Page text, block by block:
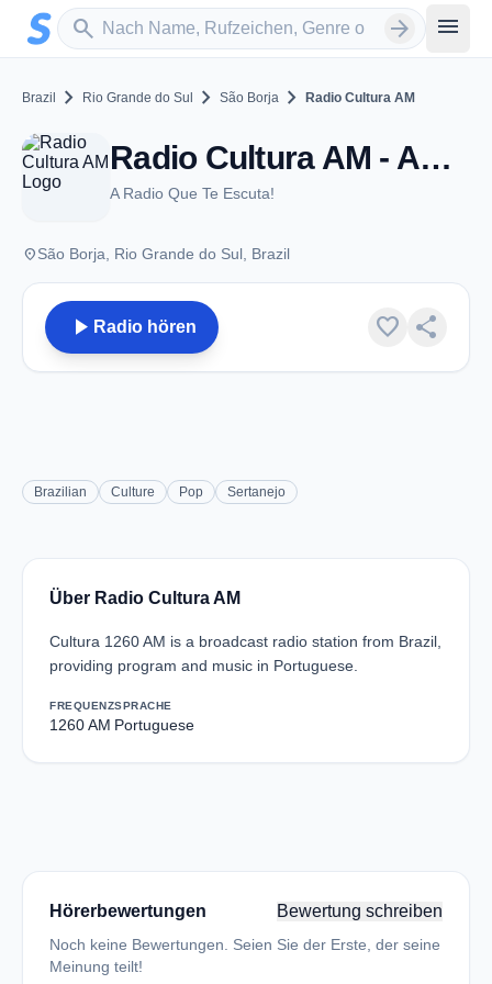
Zum Hauptinhalt springen
search
Sender suchen arrow_forward menu
Brazil chevron_right Rio Grande do Sul chevron_right São Borja chevron_right Radio Cultura AM
Radio Cultura AM - AM 1260 - São Borja
A Radio Que Te Escuta!
placeSão Borja, Rio Grande do Sul, Brazil
play_arrow Radio hören favorite share
Brazilian Culture Pop Sertanejo
Über Radio Cultura AM
Cultura 1260 AM is a broadcast radio station from Brazil,
providing program and music in Portuguese.
FREQUENZ
1260 AM
SPRACHE
Portuguese
Hörerbewertungen Bewertung schreiben
Noch keine Bewertungen. Seien Sie der Erste, der seine
Meinung teilt!